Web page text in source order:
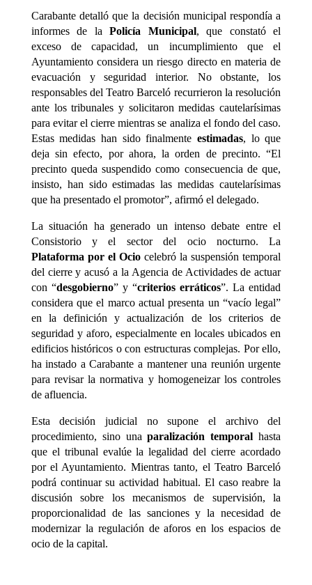
Carabante detalló que la decisión municipal respondía a
informes de laPolicía Municipal, que constató el
exceso de capacidad, un incumplimiento que el
Ayuntamiento considera un riesgo directo en materia de
evacuación y seguridad interior. No obstante, los
responsables del Teatro Barceló recurrieron la resolución
ante los tribunales y solicitaron medidas cautelarísimas
para evitar el cierre mientras se analiza el fondo del caso.
Estas medidas han sido finalmente estimadas, lo que
deja sin efecto, por ahora, la orden de precinto. “El
precinto queda suspendido como consecuencia de que,
insisto, han sido estimadas las medidas cautelarísimas
que ha presentado el promotor”, afirmó el delegado.
La situación ha generado un intenso debate entre el
Consistorio y el sector del ocio nocturno. La
Plataforma por el Ociocelebró la suspensión temporal
del cierre y acusó a la Agencia de Actividades de actuar
con “desgobierno” y “criterios erráticos”. La entidad
considera que el marco actual presenta un “vacío legal”
en la definición y actualización de los criterios de
seguridad y aforo, especialmente en locales ubicados en
edificios históricos o con estructuras complejas. Por ello,
ha instado a Carabante a mantener una reunión urgente
para revisar la normativa y homogeneizar los controles
de afluencia.
Esta decisión judicial no supone el archivo del
procedimiento, sino unaparalización temporal hasta
que el tribunal evalúe la legalidad del cierre acordado
por el Ayuntamiento. Mientras tanto, el Teatro Barceló
podrá continuar su actividad habitual. El caso reabre la
discusión sobre los mecanismos de supervisión, la
proporcionalidad de las sanciones y la necesidad de
modernizar la regulación de aforos en los espacios de
ocio de la capital.